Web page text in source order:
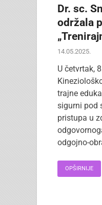
Dr. sc.
održala
14.05.2025.
U četvrtak,
trajne
sigurni pod
pristupa u
odgojno-
OPŠIRNIJE